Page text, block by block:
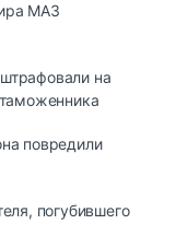
МАЗ
на
повредили
погубившего